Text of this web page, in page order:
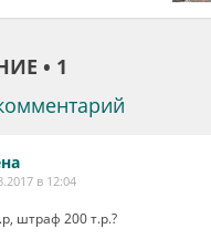
• 1
в 12:04
штраф 200 т.р.?